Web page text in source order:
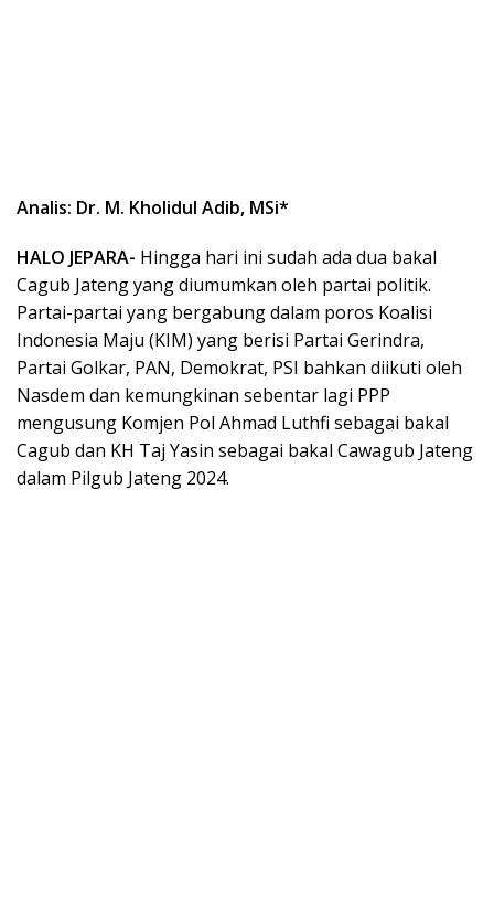
Analis: Dr. M. Kholidul Adib, MSi*
HALO JEPARA- Hingga hari ini sudah ada dua bakal
Cagub Jateng yang diumumkan oleh partai politik.
Partai-partai yang bergabung dalam poros Koalisi
Indonesia Maju (KIM) yang berisi Partai Gerindra,
Partai Golkar, PAN, Demokrat, PSI bahkan diikuti oleh
Nasdem dan kemungkinan sebentar lagi PPP
mengusung Komjen Pol Ahmad Luthfi sebagai bakal
Cagub dan KH Taj Yasin sebagai bakal Cawagub Jateng
dalam Pilgub Jateng 2024.